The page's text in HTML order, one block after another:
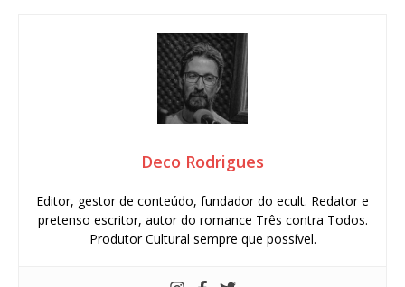
Deco Rodrigues
Editor, gestor de conteúdo, fundador do ecult. Redator e
pretenso escritor, autor do romance Três contra Todos.
Produtor Cultural sempre que possível.